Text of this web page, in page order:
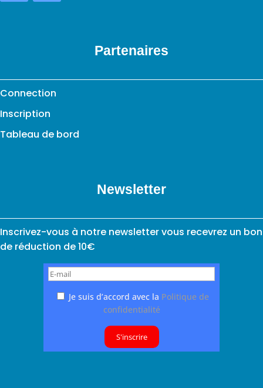
Partenaires
Connection
Inscription
Tableau de bord
Newsletter
Inscrivez-vous à notre newsletter vous recevrez un bon
de réduction de 10€
Je suis d’accord avec la Politique de
confidentialité
S'inscrire